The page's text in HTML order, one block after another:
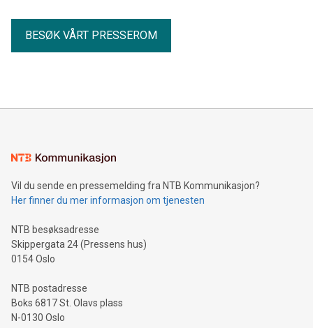
BESØK VÅRT PRESSEROM
Vil du sende en pressemelding fra NTB Kommunikasjon?
Her finner du mer informasjon om tjenesten
NTB besøksadresse
Skippergata 24 (Pressens hus)
0154 Oslo
NTB postadresse
Boks 6817 St. Olavs plass
N-0130 Oslo